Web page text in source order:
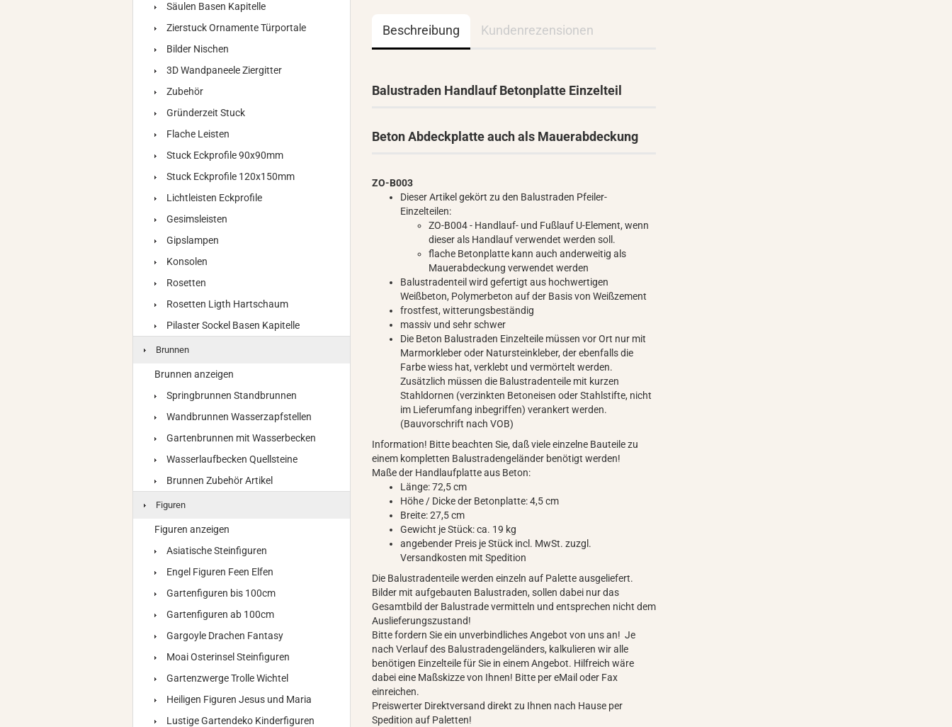
Beschreibung Kundenrezensionen
Balustraden Handlauf Betonplatte Einzelteil
Beton Abdeckplatte auch als Mauerabdeckung
ZO-B003
Dieser Artikel gekört zu den Balustraden Pfeiler-
Einzelteilen:
ZO-B004 - Handlauf- und Fußlauf U-Element, wenn
dieser als Handlauf verwendet werden soll.
flache Betonplatte kann auch anderweitig als
Mauerabdeckung verwendet werden
Balustradenteil wird gefertigt aus hochwertigen
Weißbeton, Polymerbeton auf der Basis von Weißzement
frostfest, witterungsbeständig
massiv und sehr schwer
Die Beton Balustraden Einzelteile müssen vor Ort nur mit
Marmorkleber oder Natursteinkleber, der ebenfalls die
Farbe wiess hat, verklebt und vermörtelt werden.
Zusätzlich müssen die Balustradenteile mit kurzen
Stahldornen (verzinkten Betoneisen oder Stahlstifte, nicht
im Lieferumfang inbegriffen) verankert werden.
(Bauvorschrift nach VOB)
Information! Bitte beachten Sie, daß viele einzelne Bauteile zu
einem kompletten Balustradengeländer benötigt werden!
Maße der Handlaufplatte aus Beton:
Länge: 72,5 cm
Höhe / Dicke der Betonplatte: 4,5 cm
Breite: 27,5 cm
Gewicht je Stück: ca. 19 kg
angebender Preis je Stück incl. MwSt. zuzgl.
Versandkosten mit Spedition
Die Balustradenteile werden einzeln auf Palette ausgeliefert.
Bilder mit aufgebauten Balustraden, sollen dabei nur das
Gesamtbild der Balustrade vermitteln und entsprechen nicht dem
Auslieferungszustand!
Bitte fordern Sie ein unverbindliches Angebot von uns an! Je
nach Verlauf des Balustradengeländers, kalkulieren wir alle
benötigen Einzelteile für Sie in einem Angebot. Hilfreich wäre
dabei eine Maßskizze von Ihnen! Bitte per eMail oder Fax
einreichen.
Preiswerter Direktversand direkt zu Ihnen nach Hause per
Spedition auf Paletten!
Säulen Basen Kapitelle
Zierstuck Ornamente Türportale
Bilder Nischen
3D Wandpaneele Ziergitter
Zubehör
Gründerzeit Stuck
Flache Leisten
Stuck Eckprofile 90x90mm
Stuck Eckprofile 120x150mm
Lichtleisten Eckprofile
Gesimsleisten
Gipslampen
Konsolen
Rosetten
Rosetten Ligth Hartschaum
Pilaster Sockel Basen Kapitelle
Brunnen
Brunnen anzeigen
Springbrunnen Standbrunnen
Wandbrunnen Wasserzapfstellen
Gartenbrunnen mit Wasserbecken
Wasserlaufbecken Quellsteine
Brunnen Zubehör Artikel
Figuren
Figuren anzeigen
Asiatische Steinfiguren
Engel Figuren Feen Elfen
Gartenfiguren bis 100cm
Gartenfiguren ab 100cm
Gargoyle Drachen Fantasy
Moai Osterinsel Steinfiguren
Gartenzwerge Trolle Wichtel
Heiligen Figuren Jesus und Maria
Lustige Gartendeko Kinderfiguren